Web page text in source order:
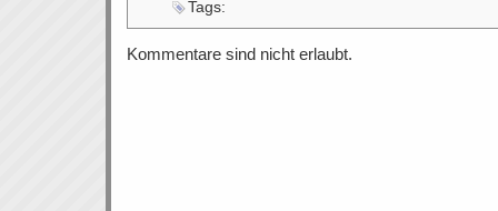
Tags:
Kommentare sind nicht erlaubt.